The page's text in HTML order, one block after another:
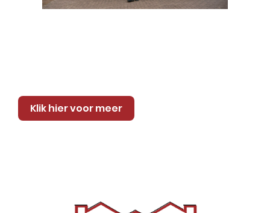
Klik hier voor meer